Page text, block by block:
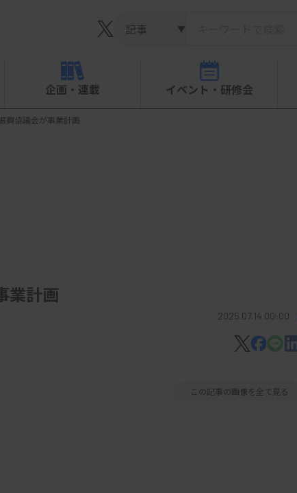
▼
企画・連載 イベント・研修会
協議会が事業計画
業計画
2025.07.14 00:00
この記事の画像を全て見る